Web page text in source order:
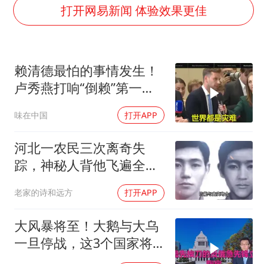
香港宏福苑火灾或由烟头引起
女主硬加吻戏短剧已下架
郑丽文：台湾从来没有“独立”过
网传《披荆斩棘2026》名单
打开网易新闻 体验效果更佳
赖清德最怕的事情发生！
卢秀燕打响“倒赖”第一
味在中国 打开APP
河北一农民三次离奇失
踪，神秘人背他飞遍全中
国，幕后真相是什么
老家的诗和远方 打开APP
大风暴将至！大鹅与大乌
一旦停战，这3个国家将